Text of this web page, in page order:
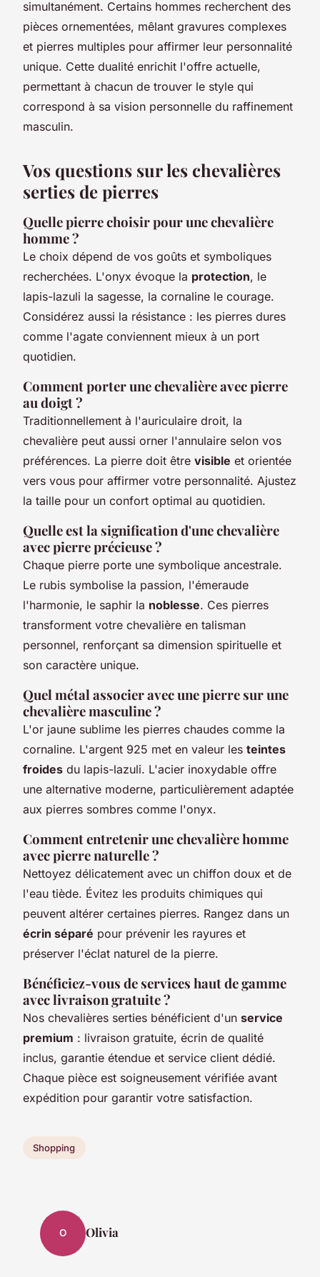
simultanément. Certains hommes recherchent des
pièces ornementées, mêlant gravures complexes
et pierres multiples pour affirmer leur personnalité
unique. Cette dualité enrichit l'offre actuelle,
permettant à chacun de trouver le style qui
correspond à sa vision personnelle du raffinement
masculin.
Vos questions sur les chevalières
serties de pierres
Quelle pierre choisir pour une chevalière
homme ?
Le choix dépend de vos goûts et symboliques
recherchées. L'onyx évoque la protection, le
lapis-lazuli la sagesse, la cornaline le courage.
Considérez aussi la résistance : les pierres dures
comme l'agate conviennent mieux à un port
quotidien.
Comment porter une chevalière avec pierre
au doigt ?
Traditionnellement à l'auriculaire droit, la
chevalière peut aussi orner l'annulaire selon vos
préférences. La pierre doit être visible et orientée
vers vous pour affirmer votre personnalité. Ajustez
la taille pour un confort optimal au quotidien.
Quelle est la signification d'une chevalière
avec pierre précieuse ?
Chaque pierre porte une symbolique ancestrale.
Le rubis symbolise la passion, l'émeraude
l'harmonie, le saphir la noblesse. Ces pierres
transforment votre chevalière en talisman
personnel, renforçant sa dimension spirituelle et
son caractère unique.
Quel métal associer avec une pierre sur une
chevalière masculine ?
L'or jaune sublime les pierres chaudes comme la
cornaline. L'argent 925 met en valeur les teintes
froides du lapis-lazuli. L'acier inoxydable offre
une alternative moderne, particulièrement adaptée
aux pierres sombres comme l'onyx.
Comment entretenir une chevalière homme
avec pierre naturelle ?
Nettoyez délicatement avec un chiffon doux et de
l'eau tiède. Évitez les produits chimiques qui
peuvent altérer certaines pierres. Rangez dans un
écrin séparé pour prévenir les rayures et
préserver l'éclat naturel de la pierre.
Bénéficiez-vous de services haut de gamme
avec livraison gratuite ?
Nos chevalières serties bénéficient d'un service
premium : livraison gratuite, écrin de qualité
inclus, garantie étendue et service client dédié.
Chaque pièce est soigneusement vérifiée avant
expédition pour garantir votre satisfaction.
Shopping
O Olivia